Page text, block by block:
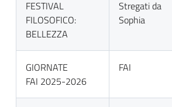
FESTIVAL
FILOSOFICO:
BELLEZZA
Stregati da
Sophia
GIORNATE
FAI 2025-2026
FAI